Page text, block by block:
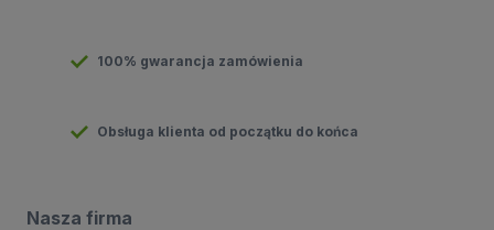
100% gwarancja zamówienia
Obsługa klienta od początku do końca
Nasza firma